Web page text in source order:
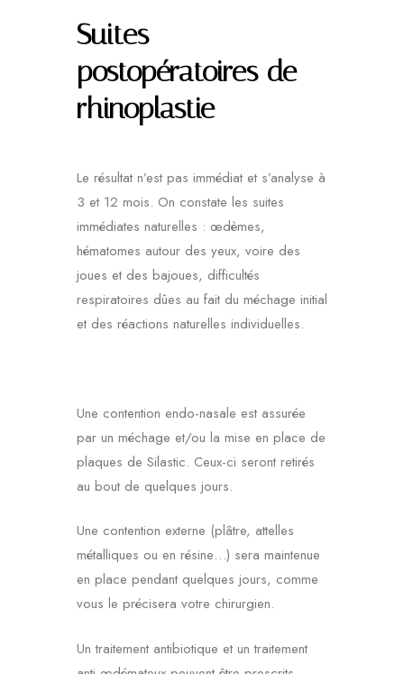
Suites
postopératoires de
rhinoplastie
Le résultat n’est pas immédiat et s’analyse à
3 et 12 mois. On constate les suites
immédiates naturelles : œdèmes,
hématomes autour des yeux, voire des
joues et des bajoues, difficultés
respiratoires dûes au fait du méchage initial
et des réactions naturelles individuelles.
Une contention endo-nasale est assurée
par un méchage et/ou la mise en place de
plaques de Silastic. Ceux-ci seront retirés
au bout de quelques jours.
Une contention externe (plâtre, attelles
métalliques ou en résine…) sera maintenue
en place pendant quelques jours, comme
vous le précisera votre chirurgien.
Un traitement antibiotique et un traitement